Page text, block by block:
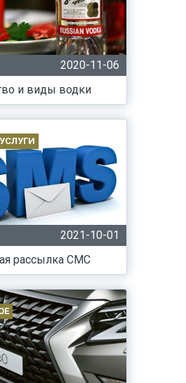
2020-11-06
и виды водки
2021-10-01
рассылка СМС